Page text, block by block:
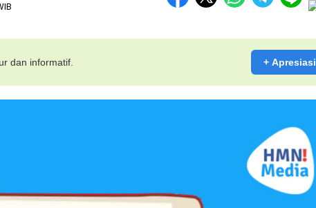
dan informatif. + Apresiasi